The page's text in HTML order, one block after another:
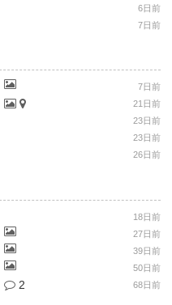
6日前
7日前
7日前
21日前
23日前
23日前
26日前
18日前
27日前
39日前
50日前
2 68日前